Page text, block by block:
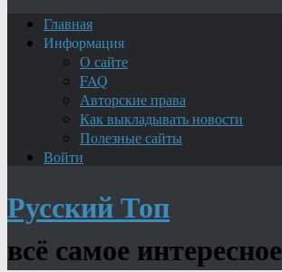
Главная
Информация
О сайте
FAQ
Авторские права
Как выкладывать новости
Полезные сайты
Войти
Русский Топ
всё самое интересное